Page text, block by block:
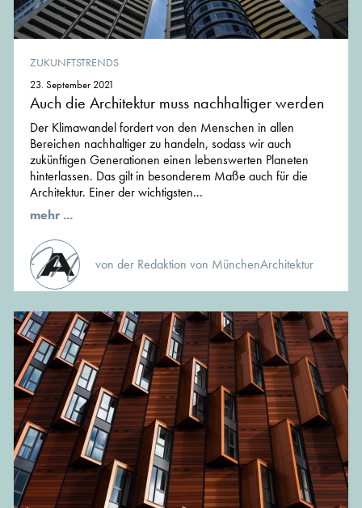
ZUKUNFTSTRENDS
23. September 2021
Auch die Architektur muss nachhaltiger werden
Der Klimawandel fordert von den Menschen in allen
Bereichen nachhaltiger zu handeln, sodass wir auch
zukünftigen Generationen einen lebenswerten Planeten
hinterlassen. Das gilt in besonderem Maße auch für die
Architektur. Einer der wichtigsten...
mehr ...
von der Redaktion von MünchenArchitektur